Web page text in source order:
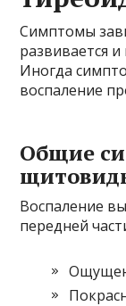
Симптомы
развивается
Иногда
воспаление
Общие
Воспаление
передней